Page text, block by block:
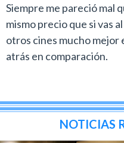
Siempre me pareció mal
mismo precio que si vas
otros cines mucho mejor
atrás en comparación.
NOTICIAS